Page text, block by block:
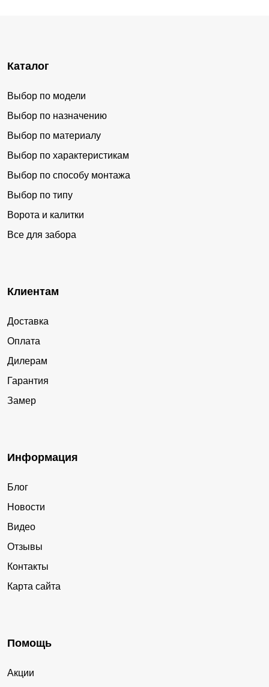
Каталог
Выбор по модели
Выбор по назначению
Выбор по материалу
Выбор по характеристикам
Выбор по способу монтажа
Выбор по типу
Ворота и калитки
Все для забора
Клиентам
Доставка
Оплата
Дилерам
Гарантия
Замер
Информация
Блог
Новости
Видео
Отзывы
Контакты
Карта сайта
Помощь
Акции